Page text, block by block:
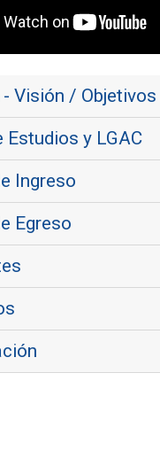
Visión / Objetivos
Estudios y LGAC
Ingreso
Egreso